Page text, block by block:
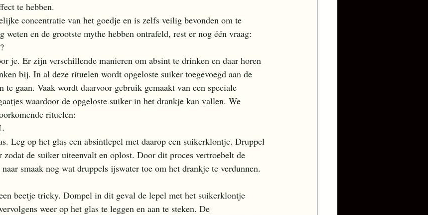
te hebben.
concentratie van het goedje en is zelfs veilig bevonden om te
weten en de grootste mythe hebben ontrafeld, rest er nog één vraag:
je. Er zijn verschillende manieren om absint te drinken en daar horen
bij. In al deze rituelen wordt opgeloste suiker toegevoegd aan de
te gaan. Vaak wordt daarvoor gebruik gemaakt van een speciale
waardoor de opgeloste suiker in het drankje kan vallen. We
rituelen:
Leg op het glas een absintlepel met daarop een suikerklontje. Druppel
zodat de suiker uiteenvalt en oplost. Door dit proces vertroebelt de
smaak nog wat druppels ijswater toe om het drankje te verdunnen.
beetje tricky. Dompel in dit geval de lepel met het suikerklontje
weer op het glas te leggen en aan te steken. De